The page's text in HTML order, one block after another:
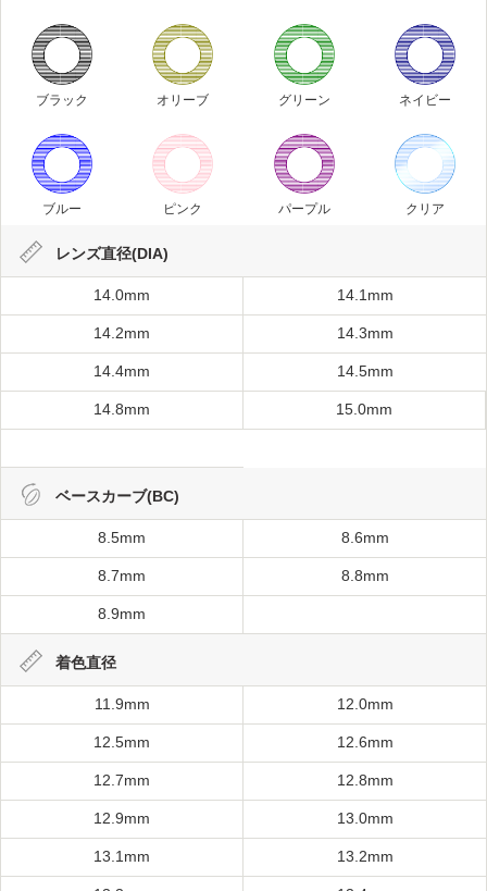
ブラック オリーブ グリーン ネイビー
ブルー ピンク パープル クリア
レンズ直径(DIA)
14.0mm 14.1mm
14.2mm 14.3mm
14.4mm 14.5mm
14.8mm 15.0mm
ベースカーブ(BC)
8.5mm 8.6mm
8.7mm 8.8mm
8.9mm
着色直径
11.9mm 12.0mm
12.5mm 12.6mm
12.7mm 12.8mm
12.9mm 13.0mm
13.1mm 13.2mm